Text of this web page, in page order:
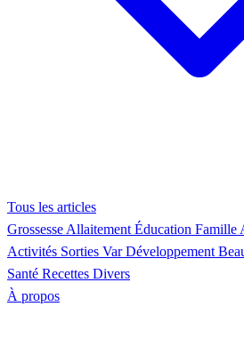
Tous les articles
Grossesse Allaitement Éducation Famille
Activités Sorties Var Développement
Santé Recettes Divers
À propos